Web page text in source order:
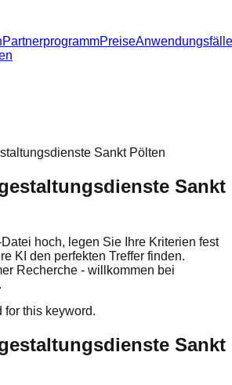
PartnerprogrammPreiseAnwendungsfälle
Sankt Pölten
Sankt
hoch, legen Sie Ihre Kriterien fest
KI den perfekten Treffer finden.
Recherche - willkommen bei
for this keyword.
Sankt